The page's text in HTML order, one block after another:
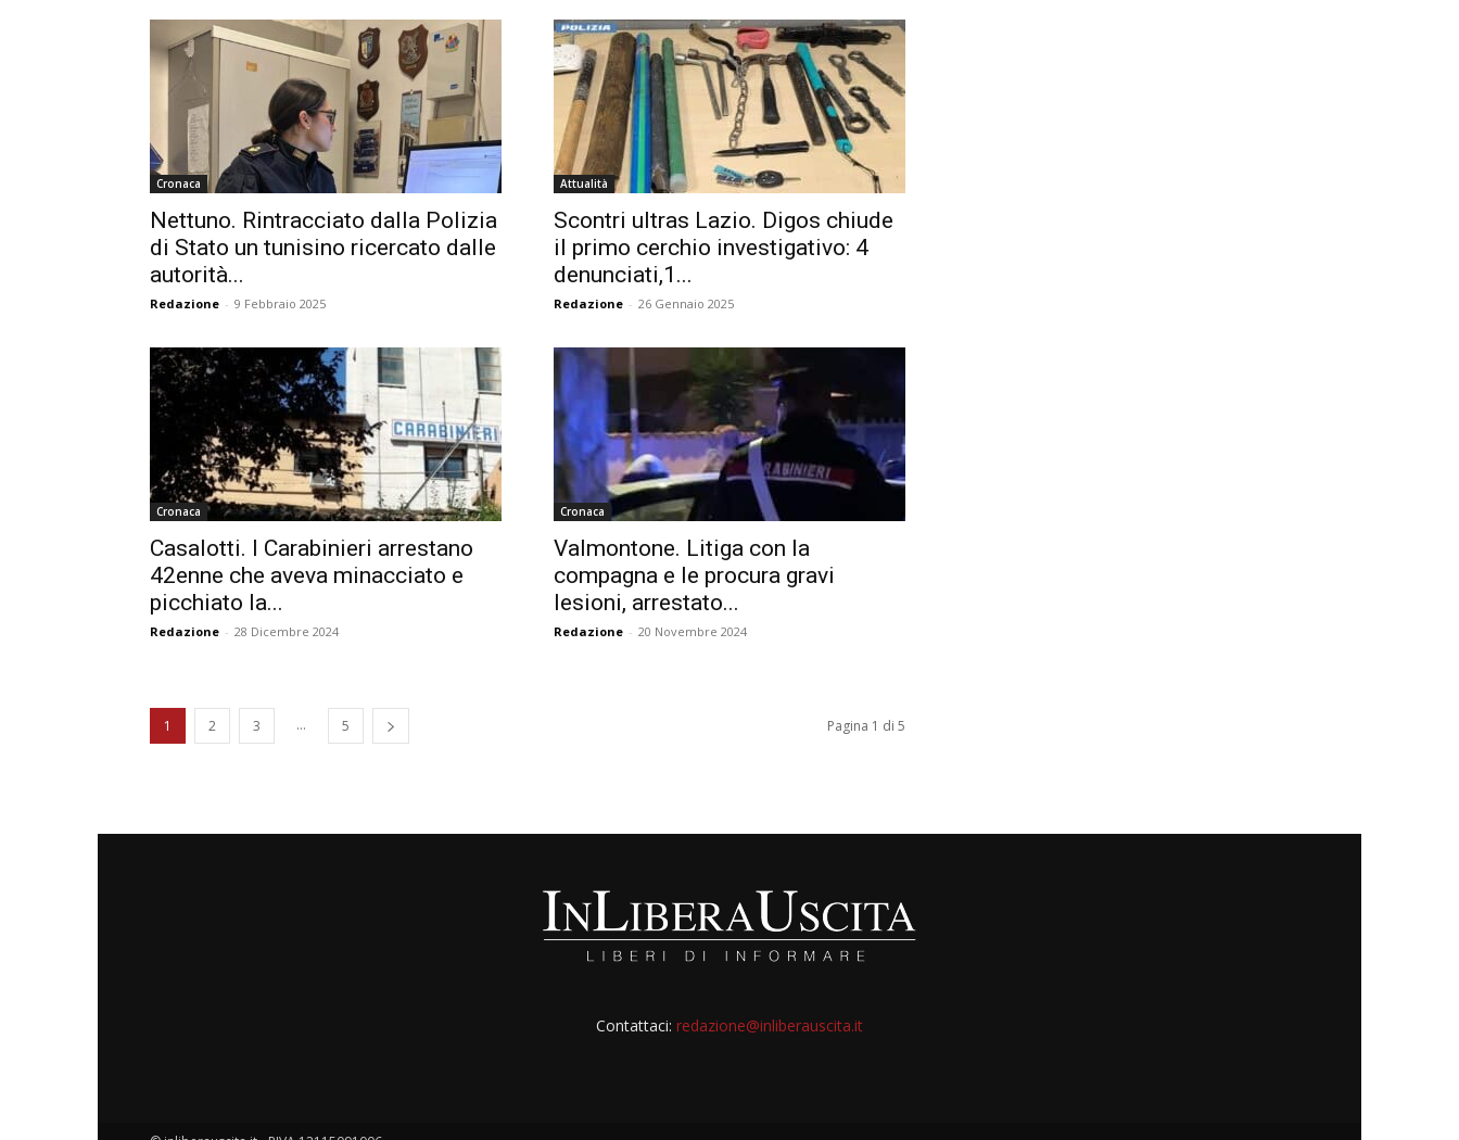
Cronaca
Nettuno. Rintracciato dalla Polizia
di Stato un tunisino ricercato dalle
autorità...
Redazione - 9 Febbraio 2025
Attualità
Scontri ultras Lazio. Digos chiude
il primo cerchio investigativo: 4
denunciati,1...
Redazione - 26 Gennaio 2025
Cronaca
Casalotti. I Carabinieri arrestano
42enne che aveva minacciato e
picchiato la...
Redazione - 28 Dicembre 2024
Cronaca
Valmontone. Litiga con la
compagna e le procura gravi
lesioni, arrestato...
Redazione - 20 Novembre 2024
1 2 3 ... 5 Pagina 1 di 5
Contattaci: redazione@inliberauscita.it